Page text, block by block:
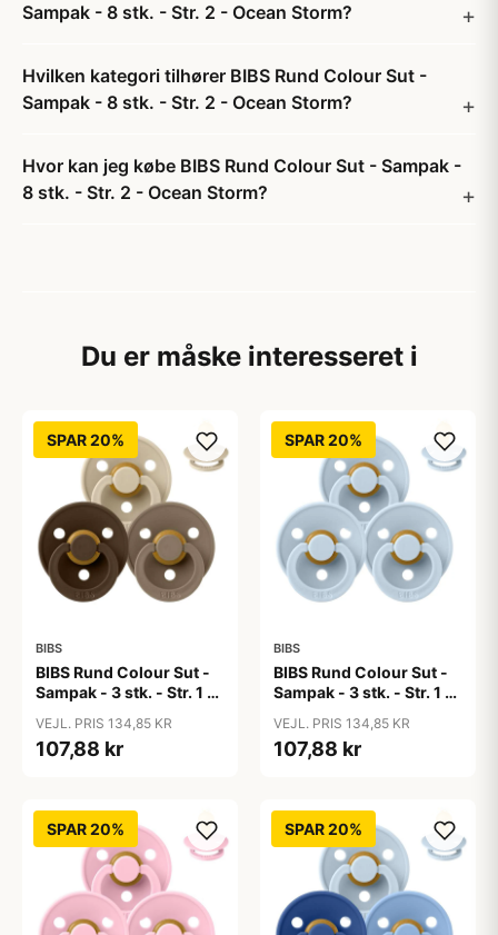
Sampak - 8 stk. - Str. 2 - Ocean Storm?
Hvilken kategori tilhører BIBS Rund Colour Sut -
Sampak - 8 stk. - Str. 2 - Ocean Storm?
Hvor kan jeg købe BIBS Rund Colour Sut - Sampak -
8 stk. - Str. 2 - Ocean Storm?
Du er måske interesseret i
SPAR 20%
BIBS
BIBS Rund Colour Sut -
Sampak - 3 stk. - Str. 1 -
VEJL. PRIS 134,85 KR
107,88 kr
SPAR 20%
BIBS
BIBS Rund Colour Sut -
Sampak - 3 stk. - Str. 1 -
VEJL. PRIS 134,85 KR
107,88 kr
SPAR 20% SPAR 20%